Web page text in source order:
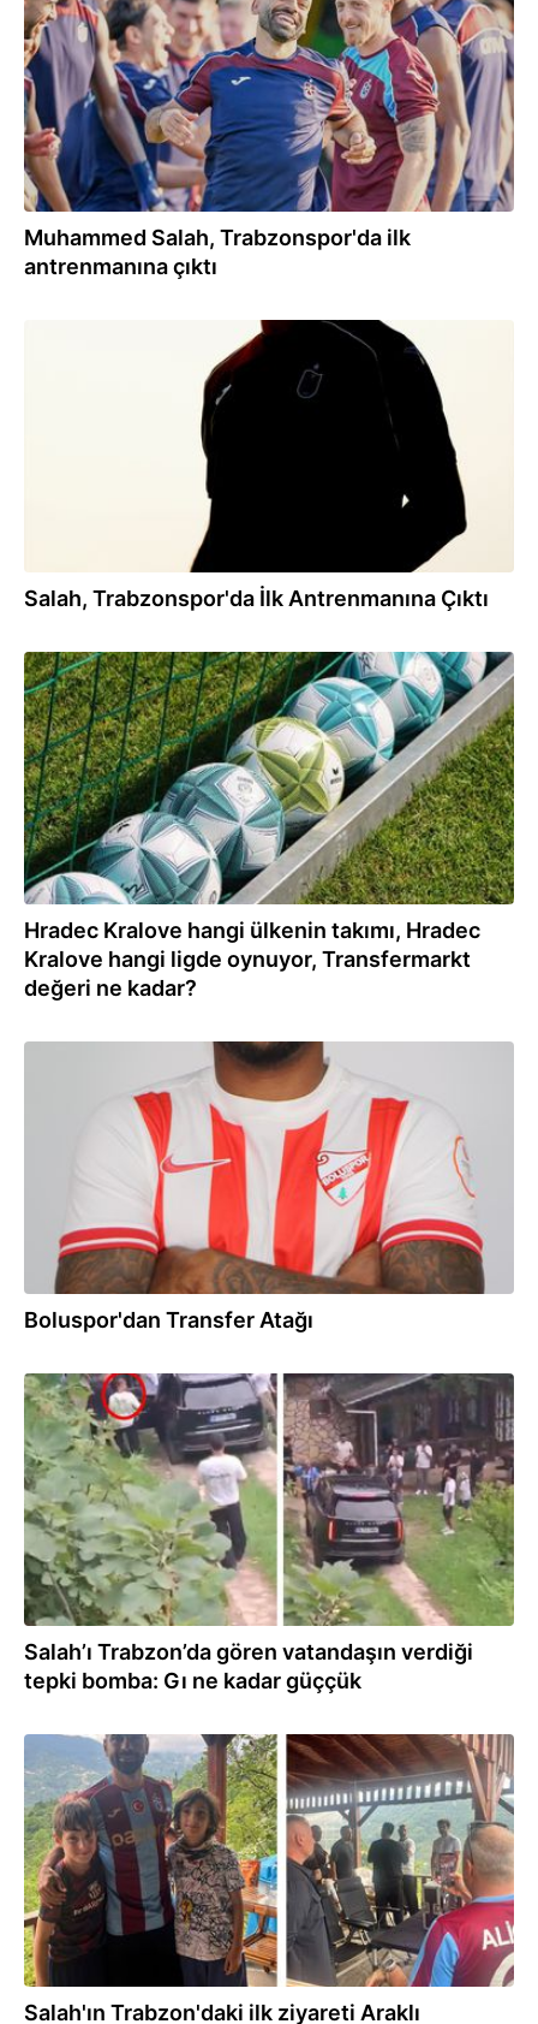
Muhammed Salah, Trabzonspor'da ilk
antrenmanına çıktı
Salah, Trabzonspor'da İlk Antrenmanına Çıktı
20:12
Hradec Kralove hangi ülkenin takımı, Hradec
Kralove hangi ligde oynuyor, Transfermarkt
değeri ne kadar?
Boluspor'dan Transfer Atağı
19:10
Salah’ı Trabzon’da gören vatandaşın verdiği
tepki bomba: Gı ne kadar güççük
19:02
Salah'ın Trabzon'daki ilk ziyareti Araklı